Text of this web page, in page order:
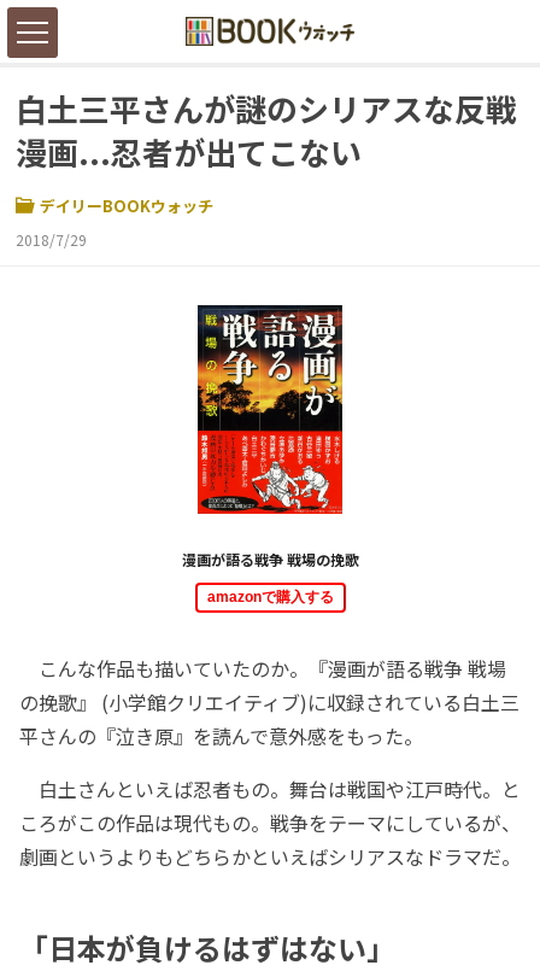
白土三平さんが謎のシリアスな反戦
漫画...忍者が出てこない
デイリーBOOKウォッチ
2018/7/29
漫画が語る戦争 戦場の挽歌
amazonで購入する
こんな作品も描いていたのか。『漫画が語る戦争 戦場
の挽歌』 (小学館クリエイティブ)に収録されている白土三
平さんの『泣き原』を読んで意外感をもった。
白土さんといえば忍者もの。舞台は戦国や江戸時代。と
ころがこの作品は現代もの。戦争をテーマにしているが、
劇画というよりもどちらかといえばシリアスなドラマだ。
「日本が負けるはずはない」